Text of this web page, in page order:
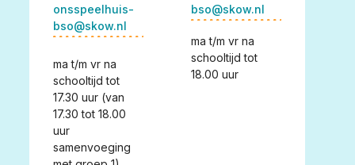
onsspeelhuis-
bso@skow.nl
ma t/m vr na
schooltijd tot
17.30 uur (van
17.30 tot 18.00
uur
samenvoeging
bso@skow.nl
ma t/m vr na
schooltijd tot
18.00 uur